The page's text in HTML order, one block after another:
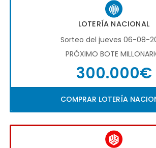
LOTERÍA NACIONAL
Sorteo del jueves 06-08-
PRÓXIMO BOTE
300.000€
COMPRAR LOTERÍA